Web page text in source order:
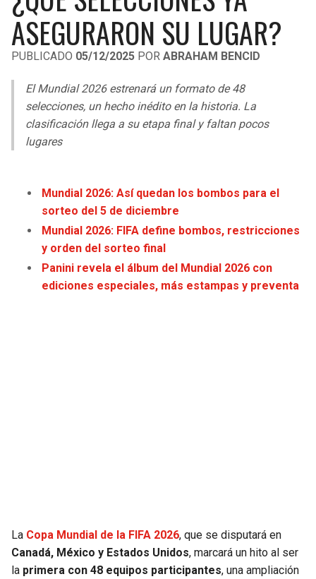
LIGA DE EXPANSIÓN MX
LEAGUES CUP
UEFA EUROPA LEAGUE
UEFA CONFERENCE LEAGUE
COPA LIBERTADORES
COPA SUDAMERICANA
OTRAS LIGAS
RAIDERS
RAVENS
BENGALS
TEXANS
COLTS
CARDINALS
CAVALIERS
PACERS
BUCKS
HEAT
MAGIC
MAVERICKS
ASEGURARON SU LUGAR?
PUBLICADO 05/12/2025 POR ABRAHAM BENCID
El Mundial 2026 estrenará un formato de 48
selecciones, un hecho inédito en la historia. La
clasificación llega a su etapa final y faltan pocos
lugares
Mundial 2026: Así quedan los bombos para el
sorteo del 5 de diciembre
Mundial 2026: FIFA define bombos, restricciones
y orden del sorteo final
Panini revela el álbum del Mundial 2026 con
ediciones especiales, más estampas y preventa
La Copa Mundial de la FIFA 2026, que se disputará en
Canadá, México y Estados Unidos, marcará un hito al ser
la primera con 48 equipos participantes, una ampliación